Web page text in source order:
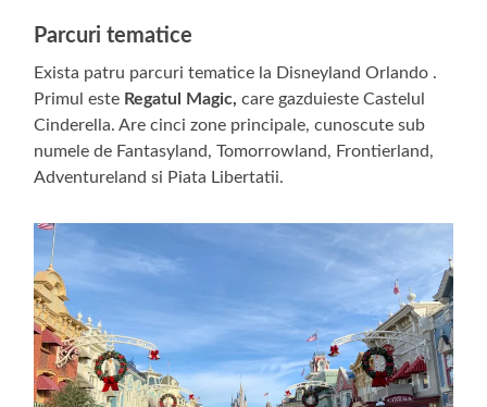
Parcuri tematice
Exista patru parcuri tematice la Disneyland Orlando .
Primul este Regatul Magic, care gazduieste Castelul
Cinderella. Are cinci zone principale, cunoscute sub
numele de Fantasyland, Tomorrowland, Frontierland,
Adventureland si Piata Libertatii.